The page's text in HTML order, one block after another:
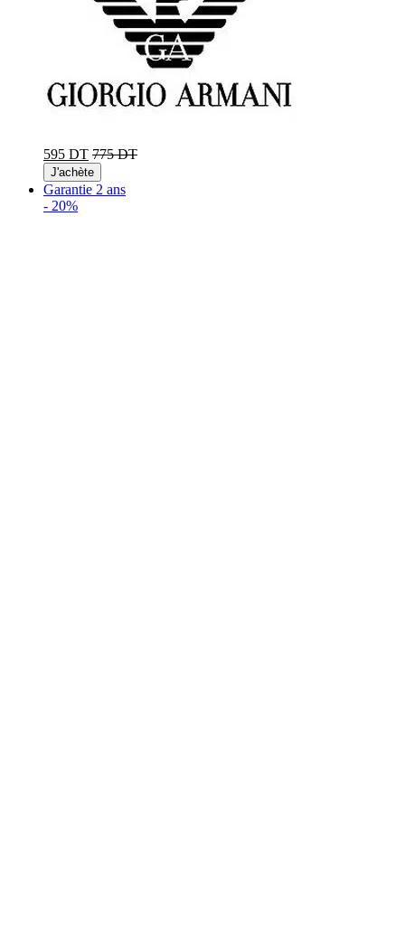
595 DT 775 DT
J'achète
Garantie 2 ans
- 20%